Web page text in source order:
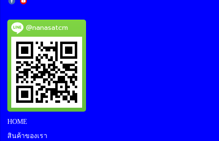
@nanasatcm
HOME
สินค้าของเรา